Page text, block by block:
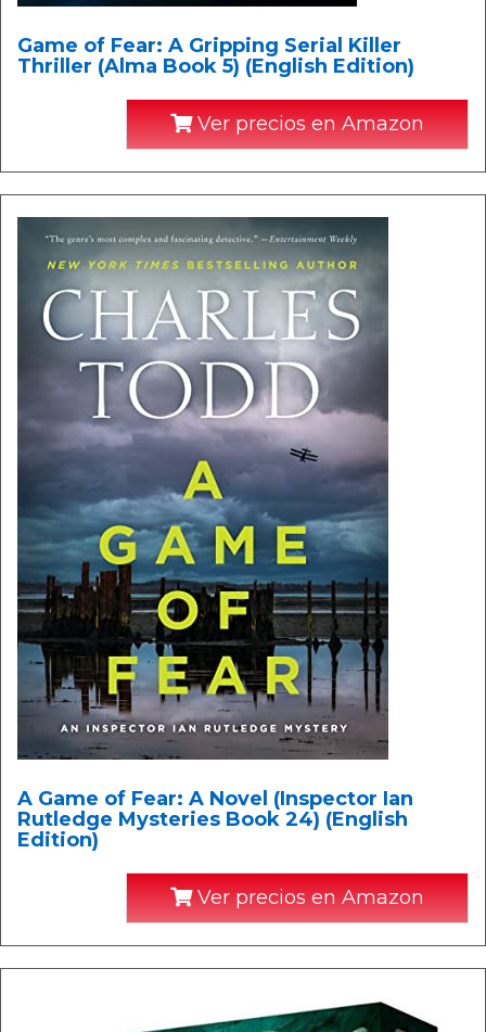
Game of Fear: A Gripping Serial Killer
Thriller (Alma Book 5) (English Edition)
Ver precios en Amazon
A Game of Fear: A Novel (Inspector Ian
Rutledge Mysteries Book 24) (English
Edition)
Ver precios en Amazon